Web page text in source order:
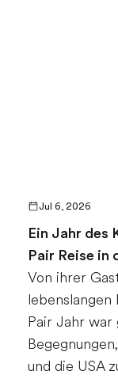
Jul 6, 2026
Ein Jahr des
Pair Reise in
Von ihrer
lebenslangen
Pair Jahr
und die USA